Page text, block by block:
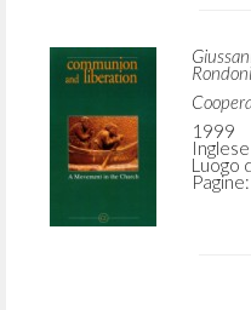
1999
Inglese
Luogo